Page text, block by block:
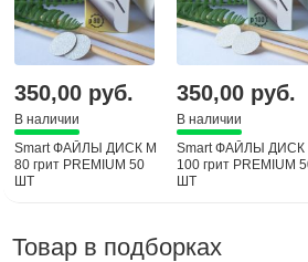
350,00 руб.
В наличии
Smart ФАЙЛЫ ДИСК М
80 грит PREMIUM 50
ШТ
350,00 руб.
В наличии
Smart ФАЙЛЫ ДИСК
100 грит PREMIUM
ШТ
Товар в подборках